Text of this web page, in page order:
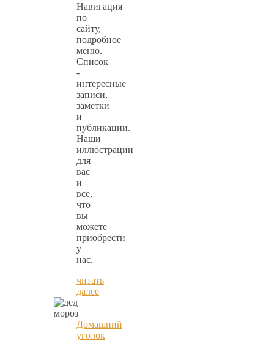
Навигация
по
сайту,
подробное
меню.
Список
-
интересные
записи,
заметки
и
публикации.
Наши
иллюстрации
для
вас
и
все,
что
вы
можете
приобрести
у
нас.
читать
далее
Домашний
уголок